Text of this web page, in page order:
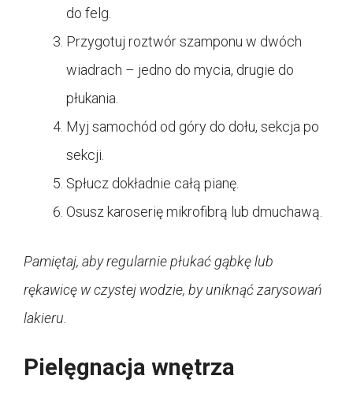
do felg.
Przygotuj roztwór szamponu w dwóch
wiadrach – jedno do mycia, drugie do
płukania.
Myj samochód od góry do dołu, sekcja po
sekcji.
Spłucz dokładnie całą pianę.
Osusz karoserię mikrofibrą lub dmuchawą.
Pamiętaj, aby regularnie płukać gąbkę lub
rękawicę w czystej wodzie, by uniknąć zarysowań
lakieru.
Pielęgnacja wnętrza